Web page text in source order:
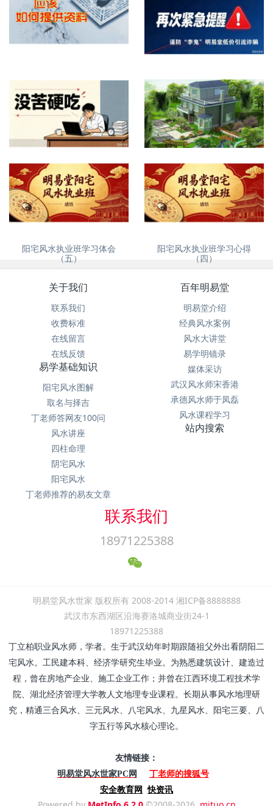
再次紧急提醒，谨防诈骗
没苦硬吃？ 自建房、别墅风水怎么看
阳宅风水执业班学习体会
（五）
阳宅风水执业班学习心得
（四）
关于我们
联系我们
收费标准
在线留言
在线反馈
百年明易堂
明易堂介绍
经典风水案例
风水大讲堂
易学明镜录
媒体采访
武汉风水师宋香港
承德风水师于凤磊
风水课程学习
易学基础知识
阳宅风水图解
取名与择吉
丁老师答网友100问
风水讲座
四柱命理
阴宅风水
阳宅风水
丁老师推荐的易友文章
站内搜索
联系我们
18971225388
明易堂风水世家 版权所有 2008-2014 湘ICP备8888888
武汉市东西湖区沿海赛洛城商业街24-1
18971225388
丁立柏职业风水师，学者。生于武汉幼年时期跟随祖父外出看阴阳二
宅风水。工民建本科、经济学研究生毕业。为熟悉建筑设计、建造过
程，曾在房地产企业、施工企业工作；并曾在江西环境工程技术学
院、湖北经济管理大学教人文地理专业课程。长期从事风水地理研
究，精通三合风水、三元风水、八宅风水、九星风水、阳宅三要、八
字五行等风水核心理论。
友情链接：
明易堂风水世家PC网
丁老师的搜狐号
安全教育网 快资讯